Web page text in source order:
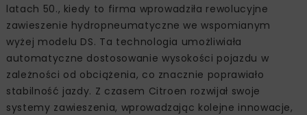
latach 50., kiedy to firma wprowadziła rewolucyjne
zawieszenie hydropneumatyczne we wspomianym
wyżej modelu DS. Ta technologia umożliwiała
automatyczne dostosowanie wysokości pojazdu w
zależności od obciążenia, co znacznie poprawiało
stabilność jazdy. Z czasem Citroen rozwijał swoje
systemy zawieszenia, wprowadzając kolejne innowacje,